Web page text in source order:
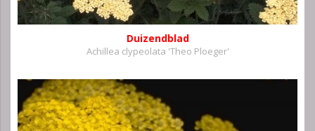
Duizendblad
Achillea clypeolata 'Theo Ploeger'